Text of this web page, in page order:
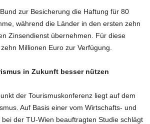
zur Besicherung die Haftung für 80
während die Länder in den ersten zehn
Zinsendienst übernehmen. Für diese
Millionen Euro zur Verfügung.
in Zukunft besser nützen
der Tourismuskonferenz liegt auf dem
Auf Basis einer vom Wirtschafts- und
der TU-Wien beauftragten Studie schlägt